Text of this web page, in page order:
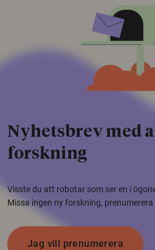
Nyhetsbrev med
forskning
Visste du att robotar som ser en i
Missa ingen ny forskning,
Jag vill prenumerera